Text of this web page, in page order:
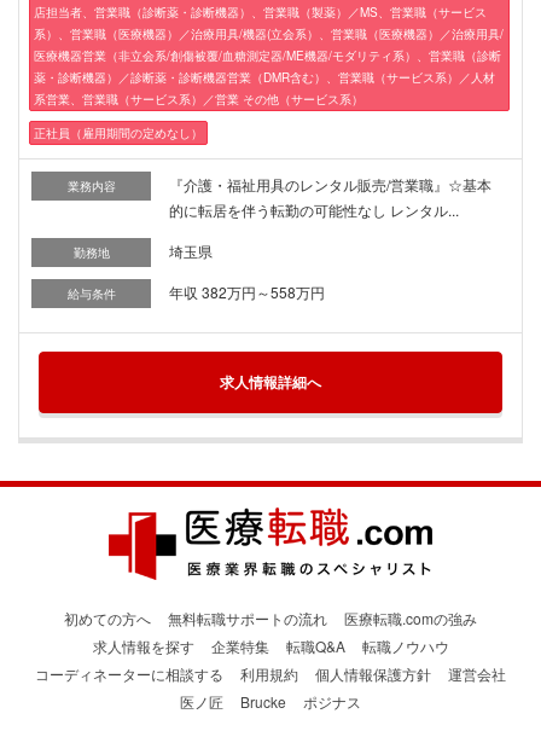
店担当者、営業職（診断薬・診断機器）、営業職（製薬）／MS、営業職（サービス
系）、営業職（医療機器）／治療用具/機器(立会系）、営業職（医療機器）／治療用具/
医療機器営業（非立会系/創傷被覆/血糖測定器/ME機器/モダリティ系）、営業職（診断
薬・診断機器）／診断薬・診断機器営業（DMR含む）、営業職（サービス系）／人材
系営業、営業職（サービス系）／営業 その他（サービス系）
正社員（雇用期間の定めなし）
業務内容
『介護・福祉用具のレンタル販売/営業職』☆基本
的に転居を伴う転勤の可能性なし レンタル...
勤務地 埼玉県
給与条件 年収 382万円～558万円
求人情報詳細へ
初めての方へ 無料転職サポートの流れ
医療転職.comの強み
求人情報を探す
企業特集 転職Q&A
転職ノウハウ
コーディネーターに相談する
利用規約 個人情報保護方針
運営会社
医ノ匠
Brucke ポジナス